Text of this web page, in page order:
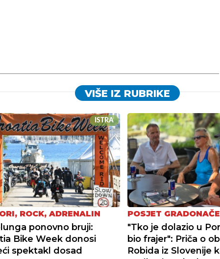
VIŠE IZ RUBRIKE
ISTRA
ROCK, ADRENALIN
ponovno bruji:
Bike Week donosi
spektakl dosad
POSJET
"Tko je dolazio u
bio frajer": Priča o
Robida iz Slovenije